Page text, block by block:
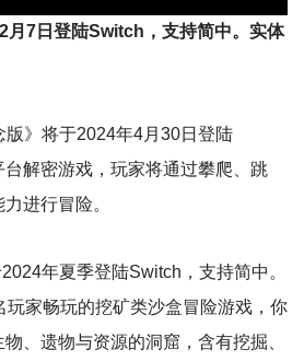
月7日登陆Switch，支持简中。实体
版》将于2024年4月30日登陆
解密游戏，玩家将通过攀爬、跳
进行冒险。
年夏季登陆Switch，支持简中。
玩家畅玩的挖矿类沙盒冒险游戏，你
、遗物与资源的洞窟，含有挖掘、